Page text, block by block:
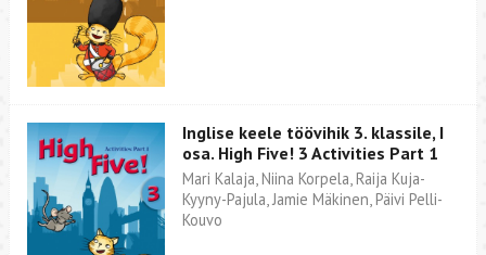
Inglise keele töövihik 3. klassile, I
osa. High Five! 3 Activities Part 1
Mari Kalaja, Niina Korpela, Raija Kuja-
Kyyny-Pajula, Jamie Mäkinen, Päivi Pelli-
Kouvo